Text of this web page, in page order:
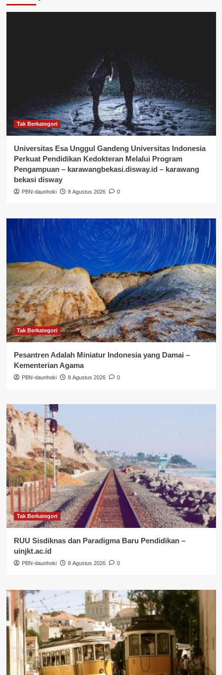
Tak Berkategori
Universitas Esa Unggul Gandeng Universitas Indonesia
Perkuat Pendidikan Kedokteran Melalui Program
Pengampuan – karawangbekasi.disway.id – karawang
bekasi disway
PBN-daunhoki 8 Agustus 2026 0
Tak Berkategori
Pesantren Adalah Miniatur Indonesia yang Damai –
Kementerian Agama
PBN-daunhoki 8 Agustus 2026 0
Tak Berkategori
RUU Sisdiknas dan Paradigma Baru Pendidikan –
uinjkt.ac.id
PBN-daunhoki 8 Agustus 2026 0